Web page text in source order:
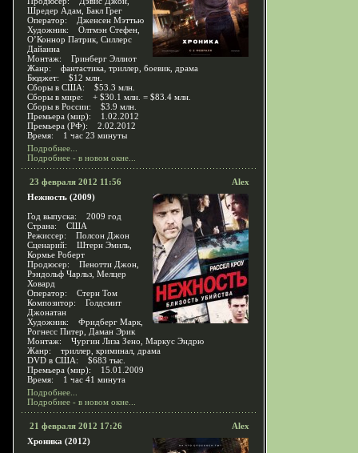
Шредер Адам, Бакл Грег
Оператор: Дженсен Мэттью
Художник: Олтмэн Стефен,
О’Коннор Патрик, Силлерс
Дайанна
Монтаж: Гринберг Эллиот
Жанр: фантастика, триллер, боевик, драма
Бюджет: $12 млн.
Сборы в США: $53.3 млн.
Сборы в мире: + $30.1 млн. = $83.4 млн.
Сборы в России: $3.9 млн.
Премьера (мир): 1.02.2012
Премьера (РФ): 2.02.2012
Время: 1 час 23 минуты
Подробнее...
Подробнее - в новом окне...
23 февраля 2012 11:56
Alex
Нежность (2009)
Год выпуска: 2009 год
Страна: США
Режиссер: Полсон Джон
Сценарий: Штерн Эмиль,
Кормье Роберт
Продюсер: Пенотти Джон,
Рэндольф Чарльз, Мелцер
Ховард
Оператор: Стерн Том
Композитор: Голдсмит
Джонатан
Художник: Фридберг Марк,
Рогнесс Питер, Даман Эрик
Монтаж: Чургин Лиза Зено, Маркус Эндрю
Жанр: триллер, криминал, драма
DVD в США: $683 тыс.
Премьера (мир): 15.01.2009
Время: 1 час 41 минута
Подробнее...
Подробнее - в новом окне...
21 февраля 2012 17:26
Alex
Хроника (2012)